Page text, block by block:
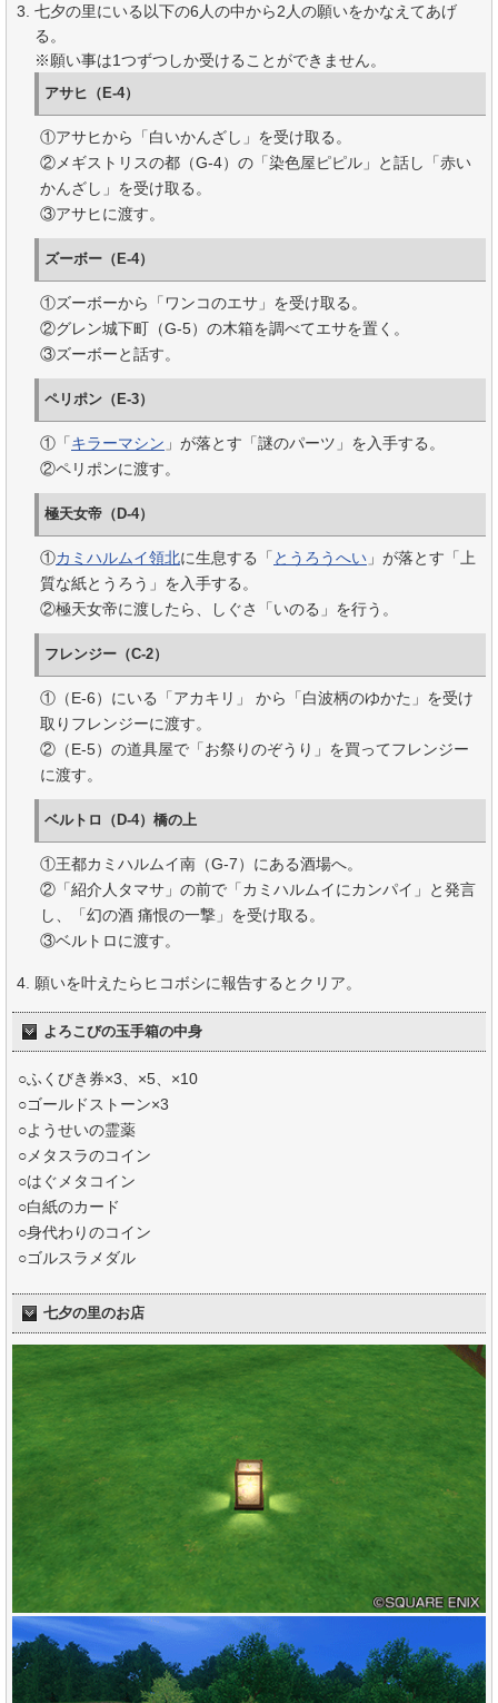
七夕の里にいる以下の6人の中から2人の願いをかなえてあげ
る。
※願い事は1つずつしか受けることができません。
アサヒ（E-4）
①アサヒから「白いかんざし」を受け取る。
②メギストリスの都（G-4）の「染色屋ピピル」と話し「赤い
かんざし」を受け取る。
③アサヒに渡す。
ズーボー（E-4）
①ズーボーから「ワンコのエサ」を受け取る。
②グレン城下町（G-5）の木箱を調べてエサを置く。
③ズーボーと話す。
ペリポン（E-3）
①「キラーマシン 」が落とす「謎のパーツ」を入手する。
②ペリポンに渡す。
極天女帝（D-4）
①カミハルムイ領北に生息する「 とうろうへい 」が落とす「上
質な紙とうろう」を入手する。
②極天女帝に渡したら、しぐさ「いのる」を行う。
フレンジー（C-2）
①（E-6）にいる「アカキリ」 から「白波柄のゆかた」を受け
取りフレンジーに渡す。
②（E-5）の道具屋で「お祭りのぞうり」を買ってフレンジー
に渡す。
ベルトロ（D-4）橋の上
①王都カミハルムイ南（G-7）にある酒場へ。
②「紹介人タマサ」の前で「カミハルムイにカンパイ」と発言
し、「幻の酒 痛恨の一撃」を受け取る。
③ベルトロに渡す。
願いを叶えたらヒコボシに報告するとクリア。
よろこびの玉手箱の中身
○ふくびき券×3、×5、×10
○ゴールドストーン×3
○ようせいの霊薬
○メタスラのコイン
○はぐメタコイン
○白紙のカード
○身代わりのコイン
○ゴルスラメダル
七夕の里のお店